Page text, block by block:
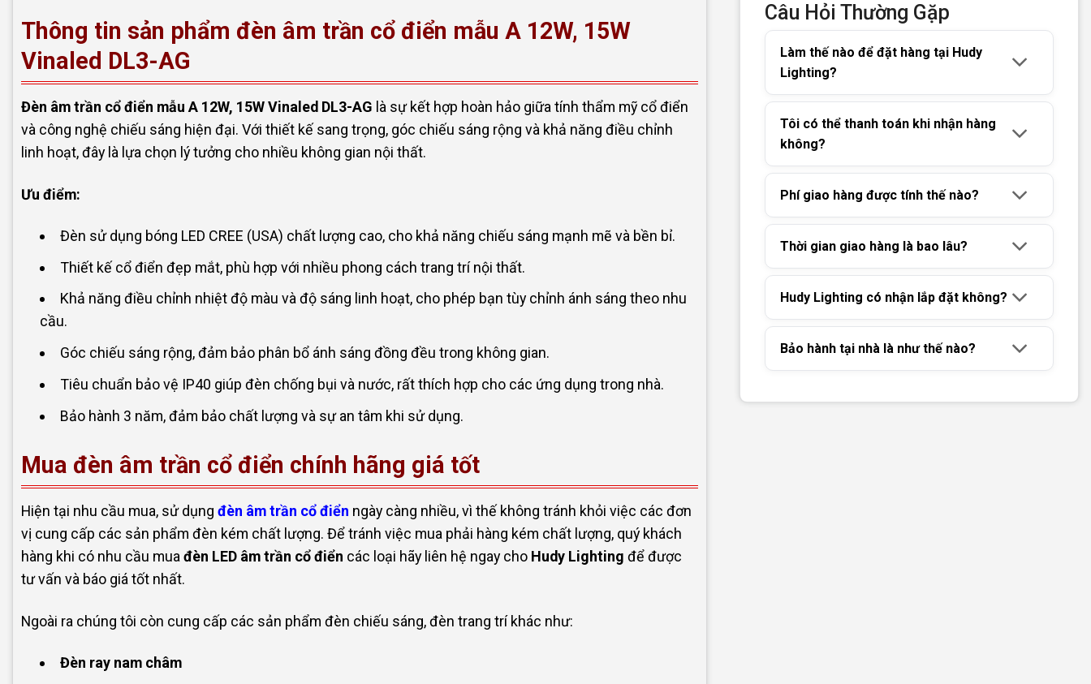
Thông tin sản phẩm đèn âm trần cổ điển mẫu A 12W, 15W
Vinaled DL3-AG
Đèn âm trần cổ điển mẫu A 12W, 15W Vinaled DL3-AG là sự kết hợp hoàn hảo giữa tính thẩm mỹ cổ điển
và công nghệ chiếu sáng hiện đại. Với thiết kế sang trọng, góc chiếu sáng rộng và khả năng điều chỉnh
linh hoạt, đây là lựa chọn lý tưởng cho nhiều không gian nội thất.
Ưu điểm:
Đèn sử dụng bóng LED CREE (USA) chất lượng cao, cho khả năng chiếu sáng mạnh mẽ và bền bỉ.
Thiết kế cổ điển đẹp mắt, phù hợp với nhiều phong cách trang trí nội thất.
Khả năng điều chỉnh nhiệt độ màu và độ sáng linh hoạt, cho phép bạn tùy chỉnh ánh sáng theo nhu
cầu.
Góc chiếu sáng rộng, đảm bảo phân bổ ánh sáng đồng đều trong không gian.
Tiêu chuẩn bảo vệ IP40 giúp đèn chống bụi và nước, rất thích hợp cho các ứng dụng trong nhà.
Bảo hành 3 năm, đảm bảo chất lượng và sự an tâm khi sử dụng.
Mua đèn âm trần cổ điển chính hãng giá tốt
Hiện tại nhu cầu mua, sử dụng đèn âm trần cổ điển ngày càng nhiều, vì thế không tránh khỏi việc các đơn
vị cung cấp các sản phẩm đèn kém chất lượng. Để tránh việc mua phải hàng kém chất lượng, quý khách
hàng khi có nhu cầu muađèn LED âm trần cổ điển các loại hãy liên hệ ngay cho Hudy Lighting để được
tư vấn và báo giá tốt nhất.
Ngoài ra chúng tôi còn cung cấp các sản phẩm đèn chiếu sáng, đèn trang trí khác như:
Đèn ray nam châm
Câu Hỏi Thường Gặp
Làm thế nào để đặt hàng tại Hudy
Lighting?
Tôi có thể thanh toán khi nhận hàng
không?
Phí giao hàng được tính thế nào?
Thời gian giao hàng là bao lâu?
Hudy Lighting có nhận lắp đặt không?
Bảo hành tại nhà là như thế nào?